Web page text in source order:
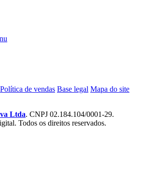
Política de vendas Base legal Mapa do site
Ltda. CNPJ 02.184.104/0001-29.
Todos os direitos reservados.